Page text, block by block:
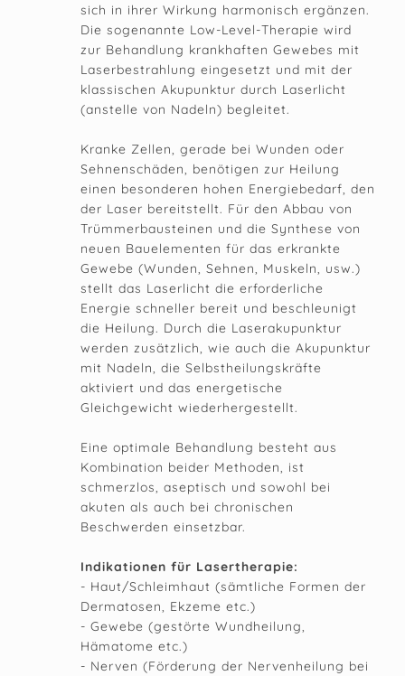
sich in ihrer Wirkung harmonisch ergänzen.
Die sogenannte Low-Level-Therapie wird
zur Behandlung krankhaften Gewebes mit
Laserbestrahlung eingesetzt und mit der
klassischen Akupunktur durch Laserlicht
(anstelle von Nadeln) begleitet.
Kranke Zellen, gerade bei Wunden oder
Sehnenschäden, benötigen zur Heilung
einen besonderen hohen Energiebedarf, den
der Laser bereitstellt. Für den Abbau von
Trümmerbausteinen und die Synthese von
neuen Bauelementen für das erkrankte
Gewebe (Wunden, Sehnen, Muskeln, usw.)
stellt das Laserlicht die erforderliche
Energie schneller bereit und beschleunigt
die Heilung. Durch die Laserakupunktur
werden zusätzlich, wie auch die Akupunktur
mit Nadeln, die Selbstheilungskräfte
aktiviert und das energetische
Gleichgewicht wiederhergestellt.
Eine optimale Behandlung besteht aus
Kombination beider Methoden, ist
schmerzlos, aseptisch und sowohl bei
akuten als auch bei chronischen
Beschwerden einsetzbar.
Indikationen für Lasertherapie:
- Haut/Schleimhaut (sämtliche Formen der
Dermatosen, Ekzeme etc.)
- Gewebe (gestörte Wundheilung,
Hämatome etc.)
- Nerven (Förderung der Nervenheilung bei